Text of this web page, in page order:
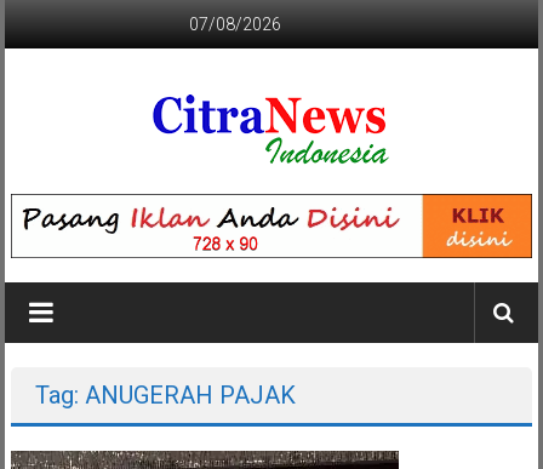
07/08/2026
CITRANEWS
INDONESIA
BERANI
DAN
KRISTIS
Tag: ANUGERAH PAJAK